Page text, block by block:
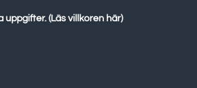
uppgifter. (Läs villkoren här)